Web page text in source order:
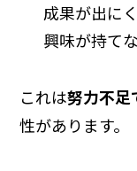
成果が出に
興味が持て
これは努力不足
性があります。